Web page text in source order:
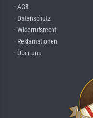
· AGB
· Datenschutz
· Widerrufsrecht
· Reklamationen
· Über uns